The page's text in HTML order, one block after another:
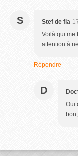
S Stef de fla
Voilà qui me
attention à
Répondre
D
Oui